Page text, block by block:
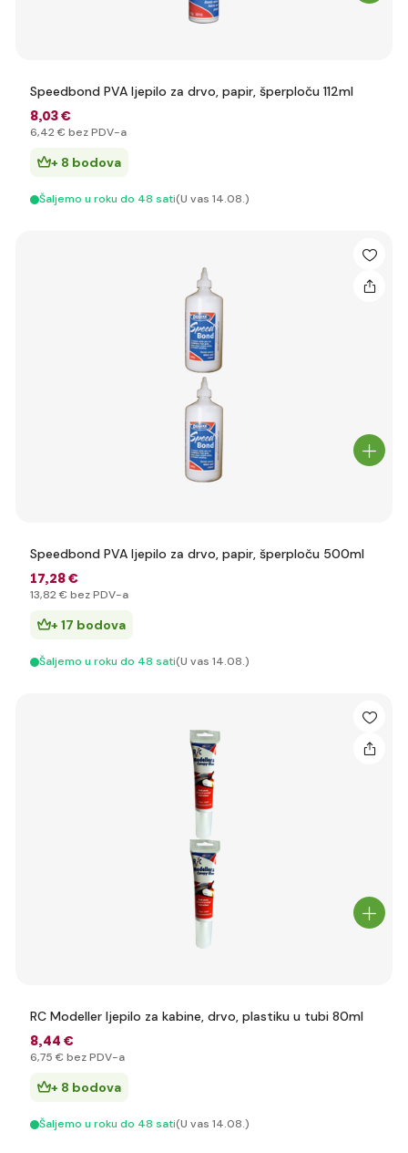
Speedbond PVA ljepilo za drvo, papir, šperploču 112ml
8,03 €
6,42 € bez PDV-a
+ 8 bodova
Šaljemo u roku do 48 sati(U vas 14.08.)
Speedbond PVA ljepilo za drvo, papir, šperploču 500ml
17,28 €
13,82 € bez PDV-a
+ 17 bodova
Šaljemo u roku do 48 sati(U vas 14.08.)
RC Modeller ljepilo za kabine, drvo, plastiku u tubi 80ml
8,44 €
6,75 € bez PDV-a
+ 8 bodova
Šaljemo u roku do 48 sati(U vas 14.08.)